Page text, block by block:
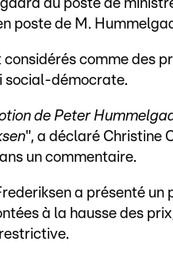
au poste de
poste de M.
considérés comme des
social-démocrate.
de Peter
", a déclaré Christine
un commentaire.
a présenté
à la hausse des